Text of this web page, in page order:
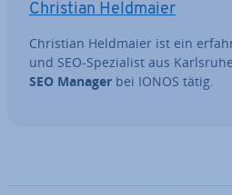
Christian Heldmaier
Christian Heldmaier ist ein
und SEO-Spe­zia­list aus
SEO Manager bei IONOS tätig.